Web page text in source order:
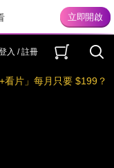
入 / 註冊
+看片」每月只要 $199？